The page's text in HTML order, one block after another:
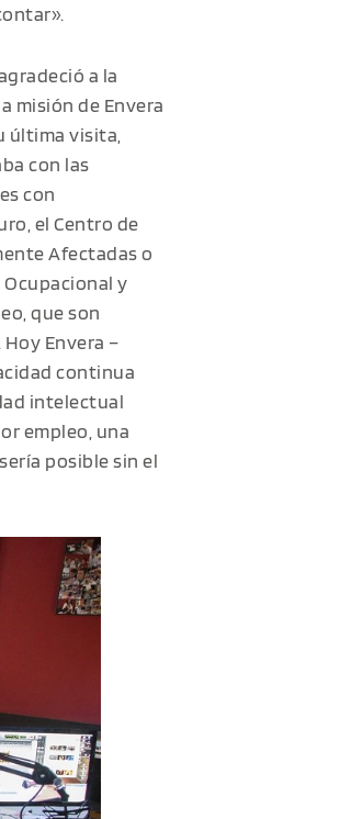
a la
misión de Envera
última visita,
con las
con
el Centro de
Afectadas o
Ocupacional y
que son
Hoy Envera –
continua
intelectual
empleo, una
posible sin el